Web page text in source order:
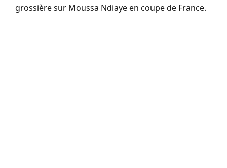
grossière sur Moussa Ndiaye en coupe de France.